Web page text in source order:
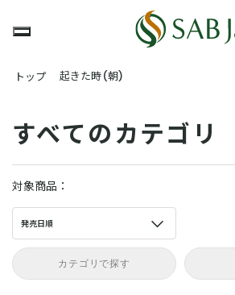
トップ 起きた時(朝)
すべてのカテゴリ
対象商品：
発売日順
カテゴリで探す